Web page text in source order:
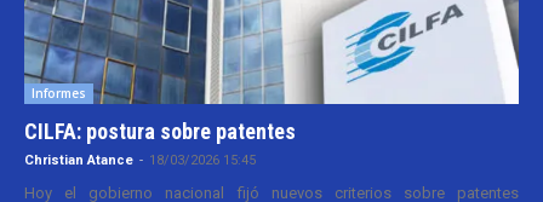
Informes
CILFA: postura sobre patentes
Christian Atance - 18/03/2026 15:45
Hoy el gobierno nacional fijó nuevos criterios sobre patentes